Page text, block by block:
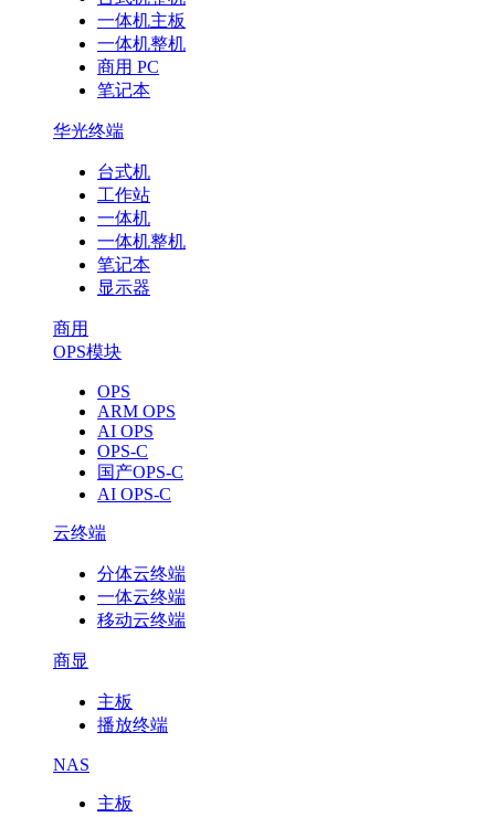
一体机主板
一体机整机
商用 PC
笔记本
华光终端
台式机
工作站
一体机
一体机整机
笔记本
显示器
商用
OPS模块
OPS
ARM OPS
AI OPS
OPS-C
国产OPS-C
AI OPS-C
云终端
分体云终端
一体云终端
移动云终端
商显
主板
播放终端
NAS
主板